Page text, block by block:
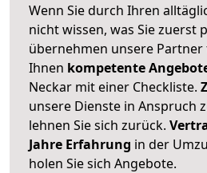
Wenn Sie durch Ihren
nicht wissen, was Sie zuerst
übernehmen unsere Partner
Ihnen kompetente
Neckar mit einer Checkliste.
unsere Dienste in Anspruch
lehnen Sie sich zurück.
Jahre Erfahrung in der
holen Sie sich Angebote.